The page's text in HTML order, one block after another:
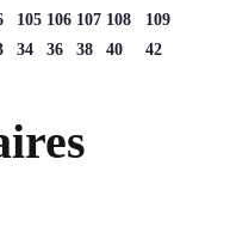
105 106 107 108
109
34 36 38 40 42